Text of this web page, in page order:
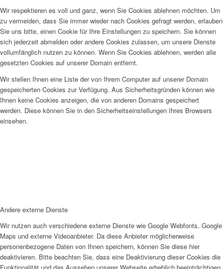
Wir respektieren es voll und ganz, wenn Sie Cookies ablehnen möchten. Um
zu vermeiden, dass Sie immer wieder nach Cookies gefragt werden, erlauben
Sie uns bitte, einen Cookie für Ihre Einstellungen zu speichern. Sie können
sich jederzeit abmelden oder andere Cookies zulassen, um unsere Dienste
vollumfänglich nutzen zu können. Wenn Sie Cookies ablehnen, werden alle
gesetzten Cookies auf unserer Domain entfernt.
Wir stellen Ihnen eine Liste der von Ihrem Computer auf unserer Domain
gespeicherten Cookies zur Verfügung. Aus Sicherheitsgründen können wie
Ihnen keine Cookies anzeigen, die von anderen Domains gespeichert
werden. Diese können Sie in den Sicherheitseinstellungen Ihres Browsers
einsehen.
Andere externe Dienste
Wir nutzen auch verschiedene externe Dienste wie Google Webfonts, Google
Maps und externe Videoanbieter. Da diese Anbieter möglicherweise
personenbezogene Daten von Ihnen speichern, können Sie diese hier
deaktivieren. Bitte beachten Sie, dass eine Deaktivierung dieser Cookies die
Funktionalität und das Aussehen unserer Webseite erheblich beeinträchtigen